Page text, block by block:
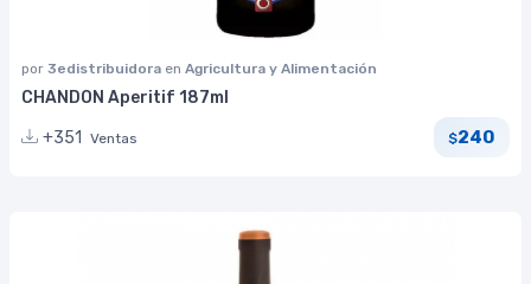
por 3edistribuidora en Agricultura y Alimentación
CHANDON Aperitif 187ml
+351
Ventas $240